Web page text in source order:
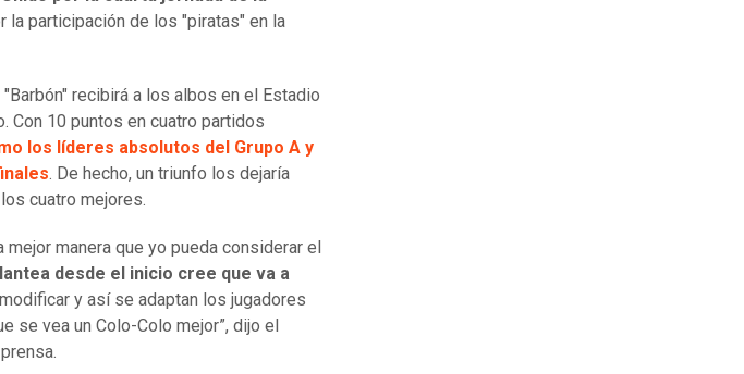
la participación de los "piratas" en la
recibirá a los albos en el Estadio
Con 10 puntos en cuatro partidos
los líderes absolutos del Grupo A y
. De hecho, un triunfo los dejaría
cuatro mejores.
manera que yo pueda considerar el
desde el inicio cree que va a
y así se adaptan los jugadores
se vea un Colo-Colo mejor”, dijo el